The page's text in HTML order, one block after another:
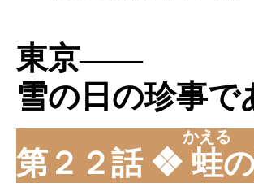
東京――
雪の日の珍事
第２２話 ❖ 蛙
かえる